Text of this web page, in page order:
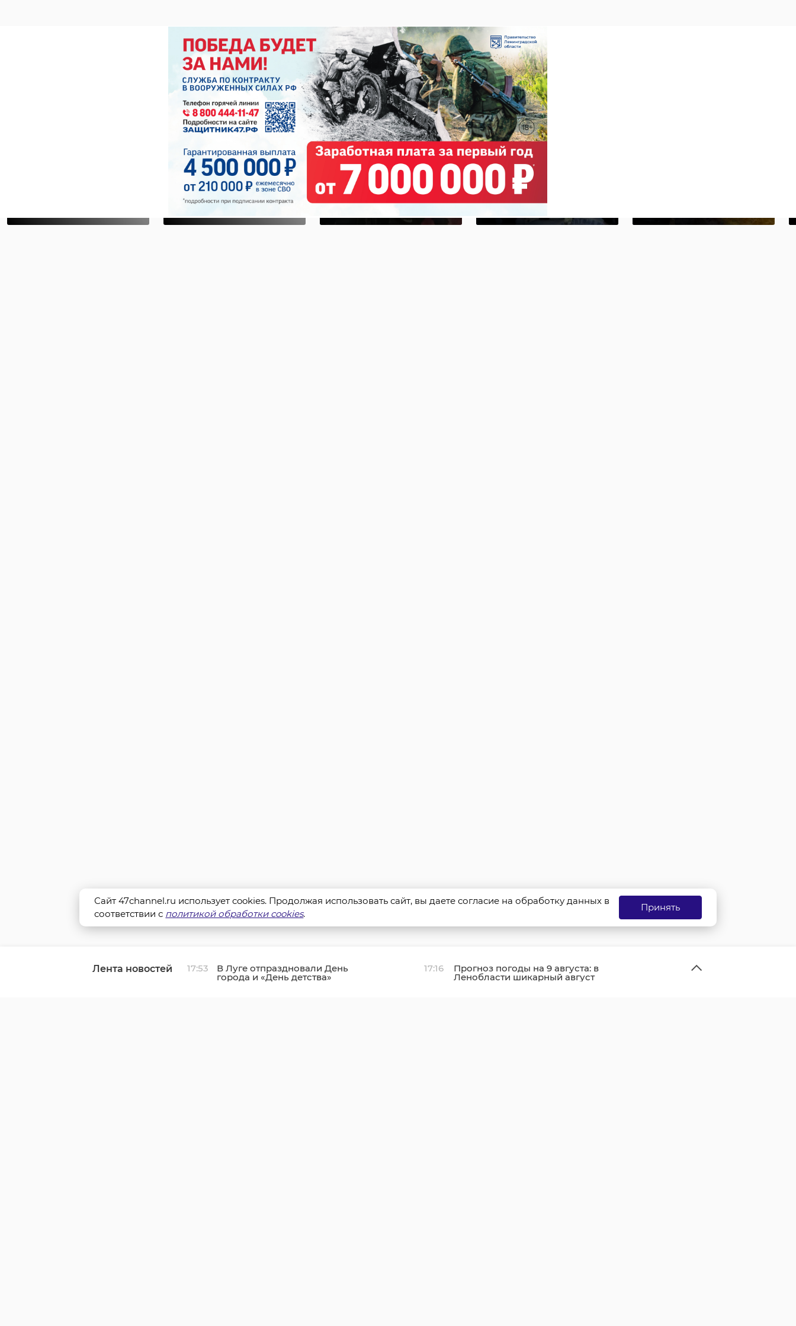
РЕКОМЕНДУЕМ
Спасатели
вывели из леса
под
Всеволожском
заблудивше ...
В лесу у станции
Орехово
заблудился
лыжник
Из леса в
Тосненском
районе вывели
заблудившегося
му ...
Лента новостей 17:53 В Луге отпраздновали День
города и «День детства»
17:16 Прогноз погоды на 9 августа: в
Ленобласти шикарный август
Сайт 47channel.ru использует cookies. Продолжая использовать сайт, вы даете согласие на обработку данных в
соответствии с политикой обработки cookies.
Принять